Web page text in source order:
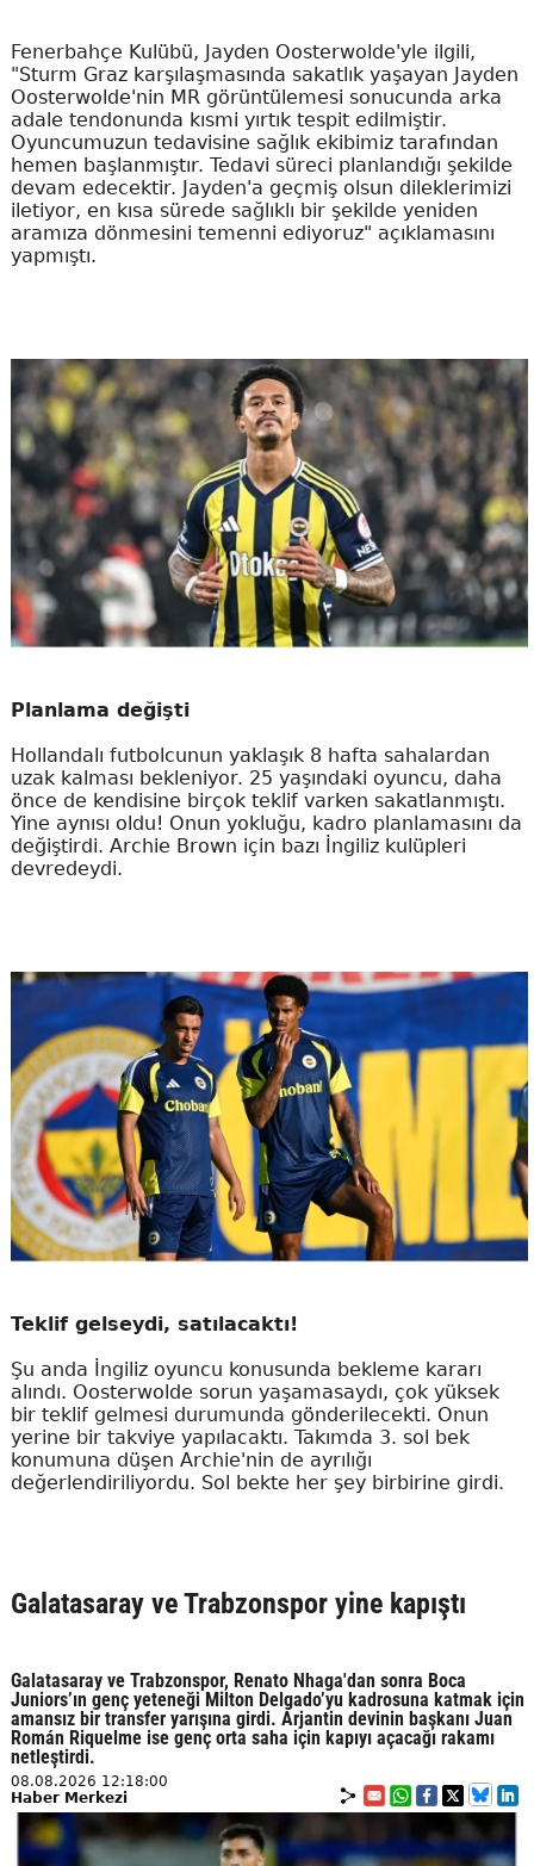
Fenerbahçe Kulübü, Jayden Oosterwolde'yle ilgili,
"Sturm Graz karşılaşmasında sakatlık yaşayan Jayden
Oosterwolde'nin MR görüntülemesi sonucunda arka
adale tendonunda kısmi yırtık tespit edilmiştir.
Oyuncumuzun tedavisine sağlık ekibimiz tarafından
hemen başlanmıştır. Tedavi süreci planlandığı şekilde
devam edecektir. Jayden'a geçmiş olsun dileklerimizi
iletiyor, en kısa sürede sağlıklı bir şekilde yeniden
aramıza dönmesini temenni ediyoruz" açıklamasını
yapmıştı.
Planlama değişti
Hollandalı futbolcunun yaklaşık 8 hafta sahalardan
uzak kalması bekleniyor. 25 yaşındaki oyuncu, daha
önce de kendisine birçok teklif varken sakatlanmıştı.
Yine aynısı oldu! Onun yokluğu, kadro planlamasını da
değiştirdi. Archie Brown için bazı İngiliz kulüpleri
devredeydi.
Teklif gelseydi, satılacaktı!
Şu anda İngiliz oyuncu konusunda bekleme kararı
alındı. Oosterwolde sorun yaşamasaydı, çok yüksek
bir teklif gelmesi durumunda gönderilecekti. Onun
yerine bir takviye yapılacaktı. Takımda 3. sol bek
konumuna düşen Archie'nin de ayrılığı
değerlendiriliyordu. Sol bekte her şey birbirine girdi.
Galatasaray ve Trabzonspor yine kapıştı
Galatasaray ve Trabzonspor, Renato Nhaga'dan sonra Boca
Juniors’ın genç yeteneği Milton Delgado’yu kadrosuna katmak için
amansız bir transfer yarışına girdi. Arjantin devinin başkanı Juan
Román Riquelme ise genç orta saha için kapıyı açacağı rakamı
netleştirdi.
08.08.2026 12:18:00
Haber Merkezi